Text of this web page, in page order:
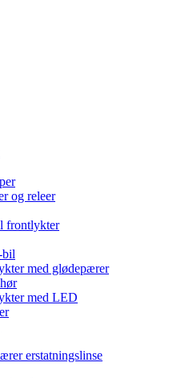
og releer
frontlykter
bil
med glødepærer
med LED
erstatningslinse